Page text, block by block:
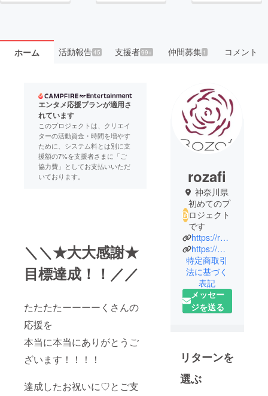
ホーム 活動報告45 支援者99+ 仲間募集 1 コメント
エンタメ応援プランが適用さ
れています
このプロジェクトは、クリエイ
ターの活動資金・時間を増やす
ために、システム料とは別に支
援額の7%を支援者さまに「ご
協力費」としてお支払いいただ
いております。
＼＼★大大感謝★
目標達成！！／／
たたたたーーーーくさんの
応援を
本当に本当にありがとうご
ざいます！！！！
達成したお祝いに♡とご支
rozafi
神奈川県
初めてのプ
ロジェクト
です
https://rozafi.com/
https://minoha.club/
特定商取引
法に基づく
表記
メッセー
ジを送る
リターンを
選ぶ